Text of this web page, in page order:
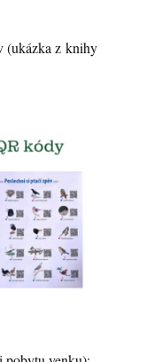
(ukázka z knihy